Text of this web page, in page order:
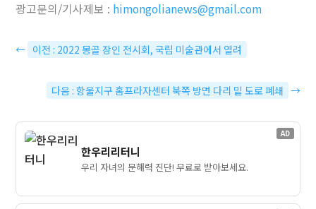
광고문의/기사제보 : himongolianews@gmail.com
← 이전 : 2022 몽골 장인 전시회, 국립 미술관에서 열려
다음 : 항울지구 홈프라자센터 북쪽 방면 다리 밑 도로 폐쇄 →
AD
한우리리터니
우리 자녀의 문해력 진단! 무료로 받아보세요.